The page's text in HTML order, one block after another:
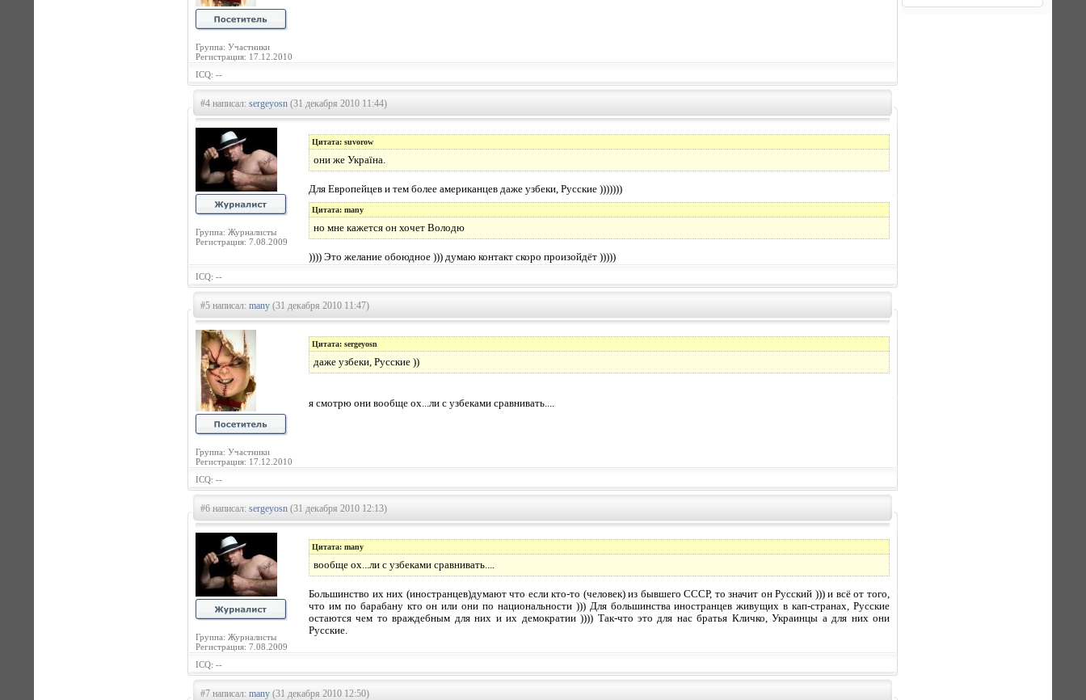
Группа: Участники
Регистрация: 17.12.2010
ICQ: --
#4 написал: sergeyosn (31 декабря 2010 11:44)
Группа: Журналисты
Регистрация: 7.08.2009
Цитата: suvorow
они же Україна.
Для Европейцев и тем более американцев даже узбеки, Русские )))))))
Цитата: many
но мне кажется он хочет Володю
)))) Это желание обоюдное ))) думаю контакт скоро произойдёт )))))
ICQ: --
#5 написал: many (31 декабря 2010 11:47)
Группа: Участники
Регистрация: 17.12.2010
Цитата: sergeyosn
даже узбеки, Русские ))
я смотрю они вообще ох...ли с узбеками сравнивать....
ICQ: --
#6 написал: sergeyosn (31 декабря 2010 12:13)
Группа: Журналисты
Регистрация: 7.08.2009
Цитата: many
вообще ох...ли с узбеками сравнивать....
Большинство их них (иностранцев)думают что если кто-то (человек) из бывшего СССР, то значит он Русский ))) и всё от того,
что им по барабану кто он или они по национальности ))) Для большинства иностранцев живущих в кап-странах, Русские
остаются чем то враждебным для них и их демократии )))) Так-что это для нас братья Кличко, Украинцы а для них они
Русские.
ICQ: --
#7 написал: many (31 декабря 2010 12:50)